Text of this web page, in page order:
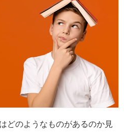
どのようなものがあるのか見